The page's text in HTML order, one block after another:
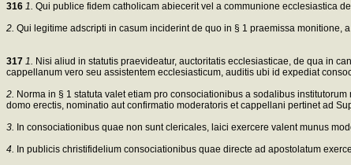
316 1. Qui publice fidem catholicam abiecerit vel a communione ecclesiastica
2. Qui legitime adscripti in casum inciderint de quo in § 1 praemissa monitione,
317 1. Nisi aliud in statutis praevideatur, auctoritatis ecclesiasticae, de qua in
cappellanum vero seu assistentem ecclesiasticum, auditis ubi id expediat
2. Norma in § 1 statuta valet etiam pro consociationibus a sodalibus
domo erectis, nominatio aut confirmatio moderatoris et cappellani pertinet ad
3. In consociationibus quae non sunt clericales, laici exercere valent munus
4. In publicis christifidelium consociationibus quae directe ad apostolatum